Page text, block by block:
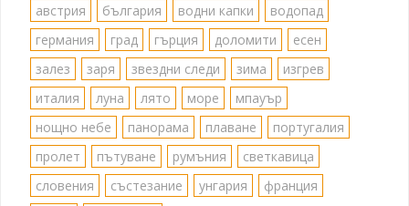
австрия българия водни капки
водопад
германия
град гърция доломити
есен
залез
заря звездни следи зима
изгрев
италия
луна лято море
мпауър
нощно небе
панорама плаване
португалия
пролет
пътуване румъния
светкавица
словения
състезание унгария
франция